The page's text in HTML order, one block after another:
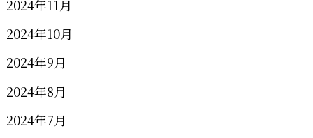
2024年11月
2024年10月
2024年9月
2024年8月
2024年7月